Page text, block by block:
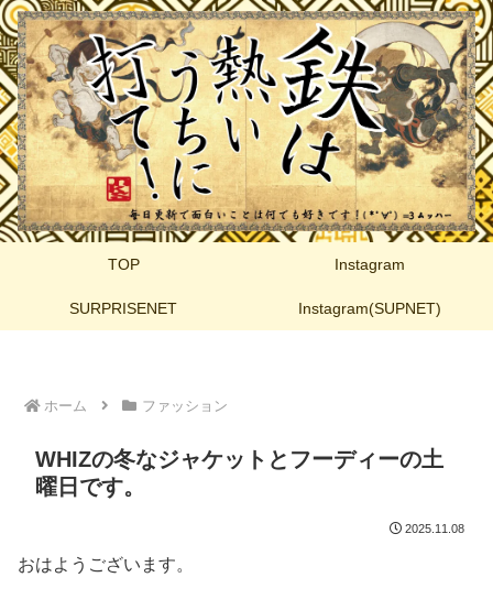
TOP Instagram
SURPRISENET Instagram(SUPNET)
ホーム ファッション
WHIZの冬なジャケットとフーディーの土
曜日です。
2025.11.08
おはようございます。